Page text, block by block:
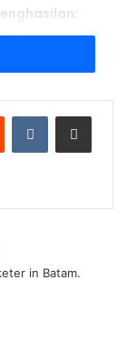
Uang
dan Produktif
in Batam.